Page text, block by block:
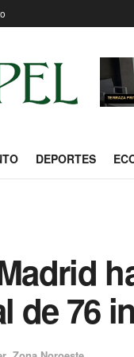
DEPORTES
de 76